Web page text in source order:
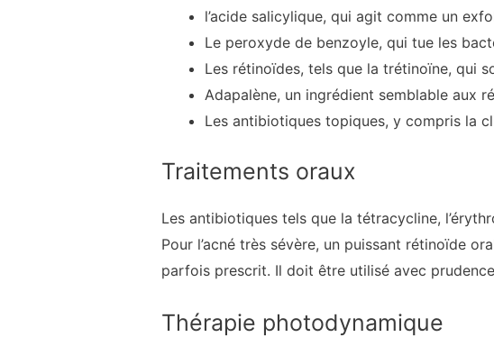
l’acide salicylique, qui agit comme un
Le peroxyde de benzoyle, qui tue les
Les rétinoïdes, tels que la trétinoïne, qui
Adapalène, un ingrédient semblable aux
Les antibiotiques topiques, y compris la
Traitements oraux
Les antibiotiques tels que la tétracycline,
Pour l’acné très sévère, un puissant rétinoïde
parfois prescrit. Il doit être utilisé avec
Thérapie photodynamique